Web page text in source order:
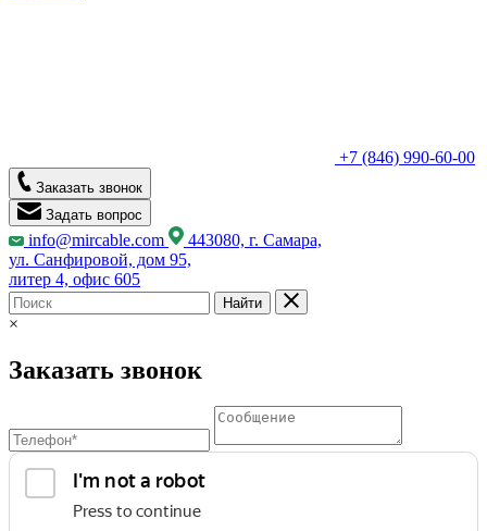
+7 (846) 990-60-00
Заказать звонок
Задать вопрос
info@mircable.com
443080, г. Самара,
ул. Санфировой, дом 95,
литер 4, офис 605
Найти
×
Заказать звонок